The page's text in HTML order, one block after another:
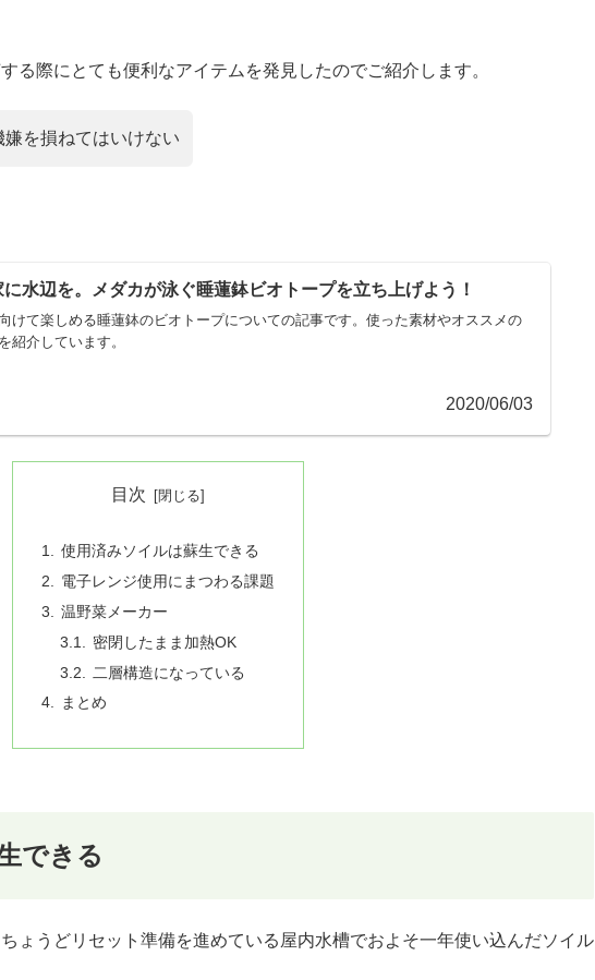
る際にとても便利なアイテムを発見したのでご紹介します。
を損ねてはいけない
に水辺を。メダカが泳ぐ睡蓮鉢ビオトープを立ち上げよう！
けて楽しめる睡蓮鉢のビオトープについての記事です。使った素材やオススメの
紹介しています。
2020/06/03
目次
使用済みソイルは蘇生できる
電子レンジ使用にまつわる課題
温野菜メーカー
密閉したまま加熱OK
二層構造になっている
まとめ
できる
ょうどリセット準備を進めている屋内水槽でおよそ一年使い込んだソイル